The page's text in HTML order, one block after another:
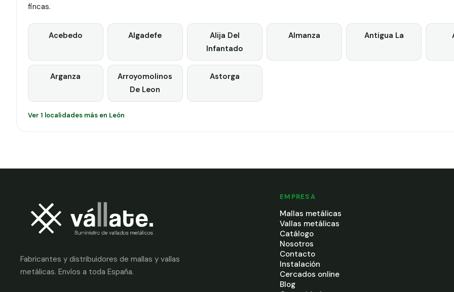
fincas.
Acebedo Algadefe
Alija Del
Infantado
Almanza Antigua La
Arganza
Arroyomolinos
De Leon
Astorga
Ver 1 localidades más en León
Fabricantes y distribuidores de mallas y vallas
metálicas. Envíos a toda España.
EMPRESA
Mallas metálicas
Vallas metálicas
Catálogo
Nosotros
Contacto
Instalación
Cercados online
Blog